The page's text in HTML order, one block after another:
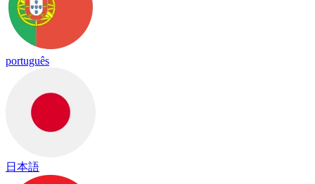
português
日本語